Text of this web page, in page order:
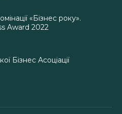
«Бізнес року».
Award 2022
Бізнес Асоціації